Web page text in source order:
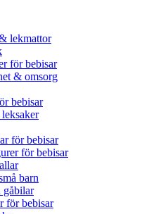
lekmattor
för bebisar
& omsorg
bebisar
för bebisar
för bebisar
barn
gåbilar
för bebisar